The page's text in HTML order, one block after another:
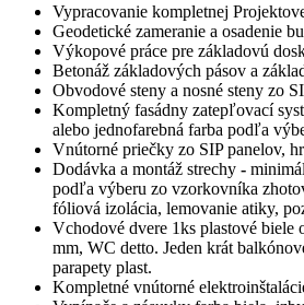
Vypracovanie kompletnej
Geodetické zameranie a osadenie
Výkopové práce pre základovú
Betonáž základových pásov a
Obvodové steny a nosné steny zo
Kompletný fasádny zatepľovací
alebo jednofarebná farba podľa
Vnútorné priečky zo SIP panelov,
Dodávka a montáž strechy -
podľa výberu zo
fóliová izolácia, lemovanie atiky,
Vchodové dvere 1ks plastové
mm, WC detto. Jeden krát
parapety plast.
Kompletné vnútorné